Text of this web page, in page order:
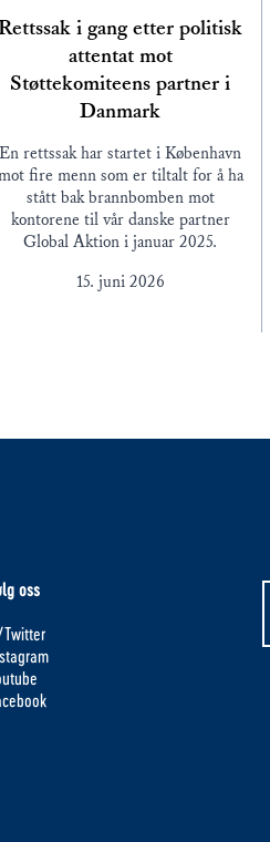
i gang etter politisk
attentat mot
Støttekomiteens partner i
Danmark
En rettssak har startet i København
fire menn som er tiltalt for å ha
stått bak brannbomben mot
kontorene til vår danske partner
Global Aktion i januar 2025.
15. juni 2026
oss